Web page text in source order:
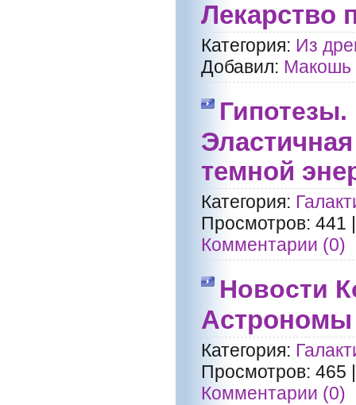
Лекарство
Категория: Из
Добавил: Макошь
темной
Категория:
Просмотров: 441
Комментарии (0)
Новости
Астрономы
Категория:
Просмотров: 465
Комментарии (0)